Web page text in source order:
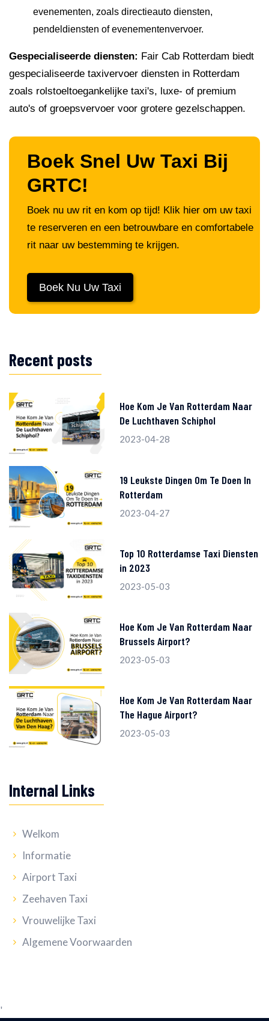
evenementen, zoals directieauto diensten,
pendeldiensten of evenementenvervoer.
Gespecialiseerde diensten: Fair Cab Rotterdam biedt
gespecialiseerde taxivervoer diensten in Rotterdam
zoals rolstoeltoegankelijke taxi's, luxe- of premium
auto's of groepsvervoer voor grotere gezelschappen.
Boek Snel Uw Taxi Bij
GRTC!
Boek nu uw rit en kom op tijd! Klik hier om uw taxi
te reserveren en een betrouwbare en comfortabele
rit naar uw bestemming te krijgen.
Boek Nu Uw Taxi
Recent posts
Hoe Kom Je Van Rotterdam Naar
De Luchthaven Schiphol
2023-04-28
19 Leukste Dingen Om Te Doen In
Rotterdam
2023-04-27
Top 10 Rotterdamse Taxi Diensten
in 2023
2023-05-03
Hoe Kom Je Van Rotterdam Naar
Brussels Airport?
2023-05-03
Hoe Kom Je Van Rotterdam Naar
The Hague Airport?
2023-05-03
Internal Links
Welkom
Informatie
Airport Taxi
Zeehaven Taxi
Vrouwelijke Taxi
Algemene Voorwaarden
'